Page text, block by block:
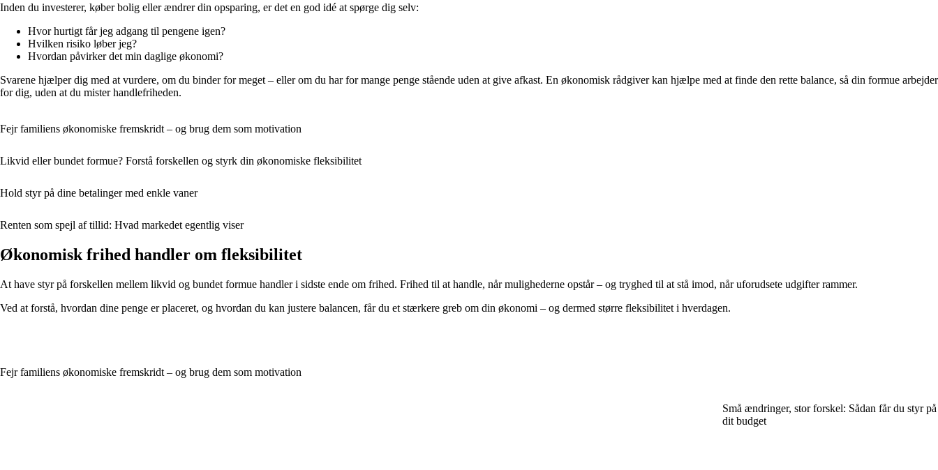
Inden du investerer, køber bolig eller ændrer din opsparing, er det en god idé at spørge dig selv:
Hvor hurtigt får jeg adgang til pengene igen?
Hvilken risiko løber jeg?
Hvordan påvirker det min daglige økonomi?
Svarene hjælper dig med at vurdere, om du binder for meget – eller om du har for mange penge stående uden at give afkast. En økonomisk rådgiver kan hjælpe med at finde den rette balance, så din formue arbejder
for dig, uden at du mister handlefriheden.
Fejr familiens økonomiske fremskridt – og brug dem som motivation
Likvid eller bundet formue? Forstå forskellen og styrk din økonomiske fleksibilitet
Hold styr på dine betalinger med enkle vaner
Renten som spejl af tillid: Hvad markedet egentlig viser
Økonomisk frihed handler om fleksibilitet
At have styr på forskellen mellem likvid og bundet formue handler i sidste ende om frihed. Frihed til at handle, når mulighederne opstår – og tryghed til at stå imod, når uforudsete udgifter rammer.
Ved at forstå, hvordan dine penge er placeret, og hvordan du kan justere balancen, får du et stærkere greb om din økonomi – og dermed større fleksibilitet i hverdagen.
Fejr familiens økonomiske fremskridt – og brug dem som motivation
Små ændringer, stor forskel: Sådan får du styr på
dit budget